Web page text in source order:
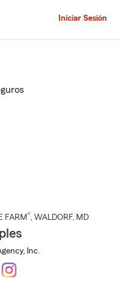
Iniciar Sesión
FARM®, WALDORF, MD
Inc.